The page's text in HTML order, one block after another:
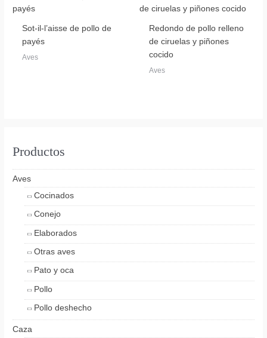
Sot-il-l’aisse de pollo de
payés
Aves
Redondo de pollo relleno
de ciruelas y piñones
cocido
Aves
Productos
Aves
Cocinados
Conejo
Elaborados
Otras aves
Pato y oca
Pollo
Pollo deshecho
Caza